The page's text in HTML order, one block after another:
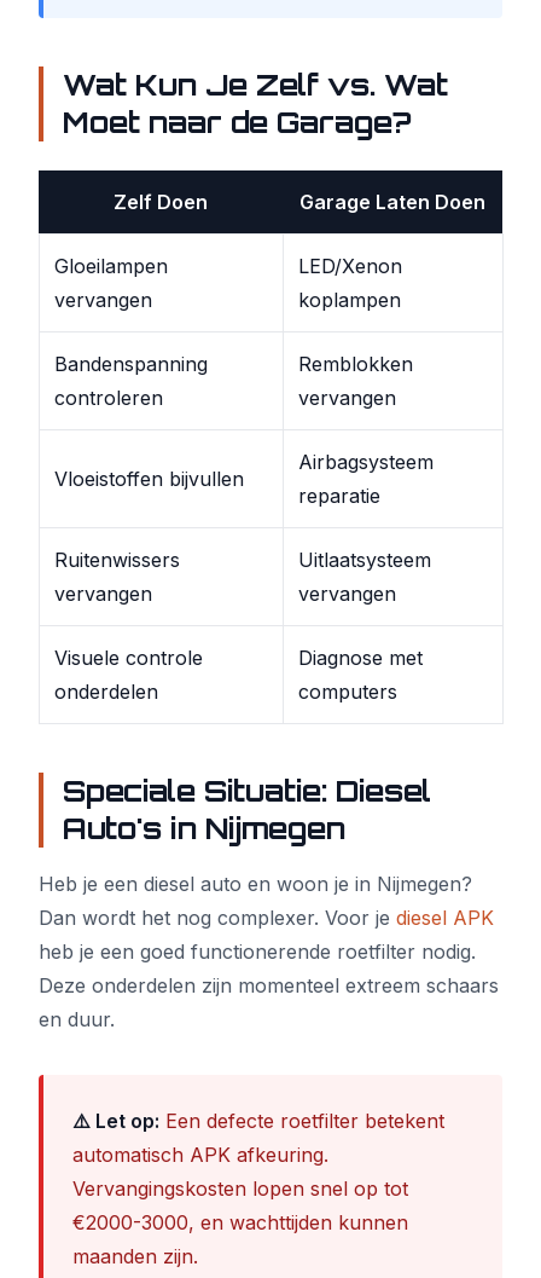
Wat Kun Je Zelf vs. Wat
Moet naar de Garage?
Zelf Doen Garage Laten Doen
Gloeilampen
vervangen
LED/Xenon
koplampen
Bandenspanning
controleren
Remblokken
vervangen
Vloeistoffen bijvullen
Airbagsysteem
reparatie
Ruitenwissers
vervangen
Uitlaatsysteem
vervangen
Visuele controle
onderdelen
Diagnose met
computers
Speciale Situatie: Diesel
Auto's in Nijmegen
Heb je een diesel auto en woon je in Nijmegen?
Dan wordt het nog complexer. Voor je diesel APK
heb je een goed functionerende roetfilter nodig.
Deze onderdelen zijn momenteel extreem schaars
en duur.
⚠️ Let op: Een defecte roetfilter betekent
automatisch APK afkeuring.
Vervangingskosten lopen snel op tot
€2000-3000, en wachttijden kunnen
maanden zijn.